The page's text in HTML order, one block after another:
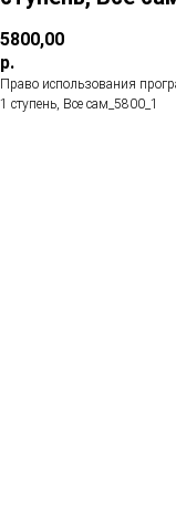
5800,00
р.
Право использования
1 ступень, Все сам_5800_1